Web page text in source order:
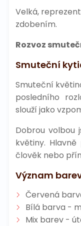
Velká,
zdobením.
Rozvoz
Smuteční
Smuteční
posledního
slouží jako
Dobrou volbou
květiny.
člověk nebo
Význam
Červená
Bílá barva -
Mix barev -